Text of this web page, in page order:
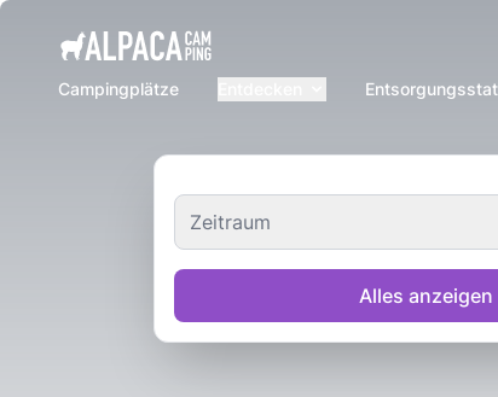
Campingplätze
Zeitraum
Alles anzeigen